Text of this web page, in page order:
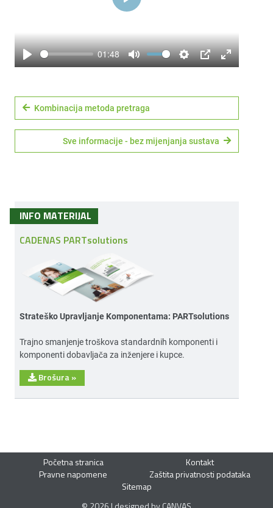
Play
01:48
Mute
Settings
PIP
Enter
Play
Kombinacija metoda pretraga
Sve informacije - bez mijenjanja sustava
INFO MATERIJAL
CADENAS PARTsolutions
Strateško Upravljanje Komponentama: PARTsolutions
Trajno smanjenje troškova standardnih komponenti i
komponenti dobavljača za inženjere i kupce.
Brošura »
Početna stranica
Kontakt
Pravne napomene
Zaštita privatnosti podataka
Sitemap